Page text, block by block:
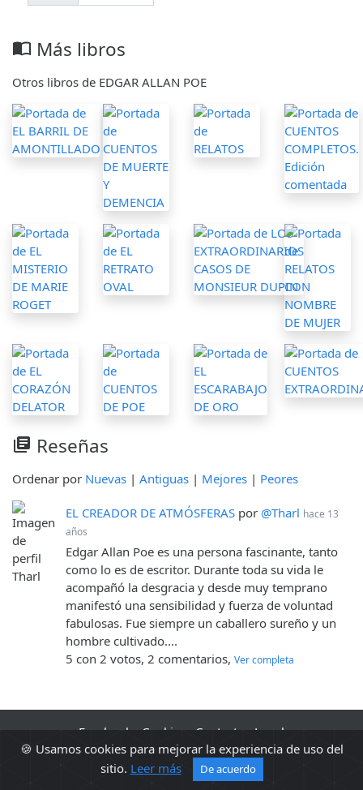
import_contacts Más libros
Otros libros de EDGAR ALLAN POE
library_books Reseñas
Ordenar por Nuevas | Antiguas | Mejores | Peores
EL CREADOR DE ATMÓSFERAS por @Tharl hace 13
años
Edgar Allan Poe es una persona fascinante, tanto
como lo es de escritor. Durante toda su vida le
acompañó la desgracia y desde muy temprano
manifestó una sensibilidad y fuerza de voluntad
fabulosas. Fue siempre un caballero sureño y un
hombre cultivado....
5 con 2 votos, 2 comentarios, Ver completa
🍪 Usamos cookies para mejorar la experiencia de uso del
sitio. Leer más De acuerdo
Facebook Cookies Contacto
Legal
2010 - 2026 Sopa de libros s2 0.0329